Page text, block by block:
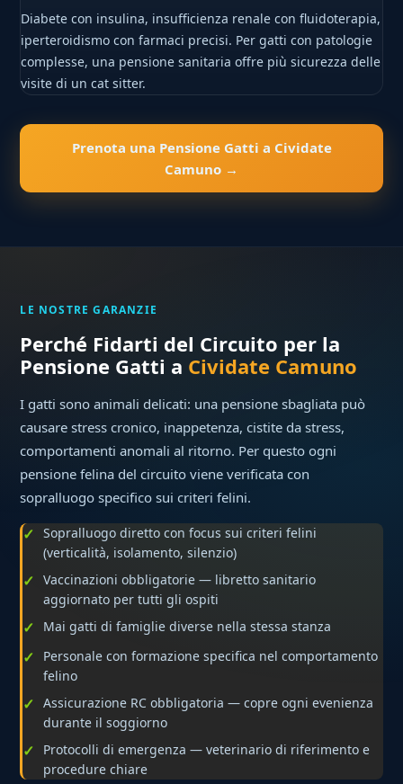
Diabete con insulina, insufficienza renale con fluidoterapia,
iperteroidismo con farmaci precisi. Per gatti con patologie
complesse, una pensione sanitaria offre più sicurezza delle
visite di un cat sitter.
Prenota una Pensione Gatti a Cividate
Camuno →
LE NOSTRE GARANZIE
Perché Fidarti del Circuito per la
Pensione Gatti a Cividate Camuno
I gatti sono animali delicati: una pensione sbagliata può
causare stress cronico, inappetenza, cistite da stress,
comportamenti anomali al ritorno. Per questo ogni
pensione felina del circuito viene verificata con
sopralluogo specifico sui criteri felini.
Sopralluogo diretto con focus sui criteri felini
(verticalità, isolamento, silenzio)
Vaccinazioni obbligatorie — libretto sanitario
aggiornato per tutti gli ospiti
Mai gatti di famiglie diverse nella stessa stanza
Personale con formazione specifica nel comportamento
felino
Assicurazione RC obbligatoria — copre ogni evenienza
durante il soggiorno
Protocolli di emergenza — veterinario di riferimento e
procedure chiare